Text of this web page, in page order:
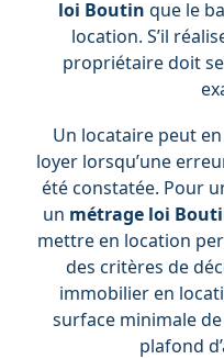
loi Boutin que le
location. S’il
propriétaire doit
Un locataire peut
loyer lorsqu’une
été constatée. Pour
un métrage loi
mettre en location
des critères de
immobilier en
surface minimale
plafond